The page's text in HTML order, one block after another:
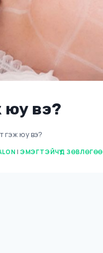
юу вэ?
гэж юу вэ?
| ЭМЭГТЭЙЧҮҮД ЗӨВЛӨГӨӨ